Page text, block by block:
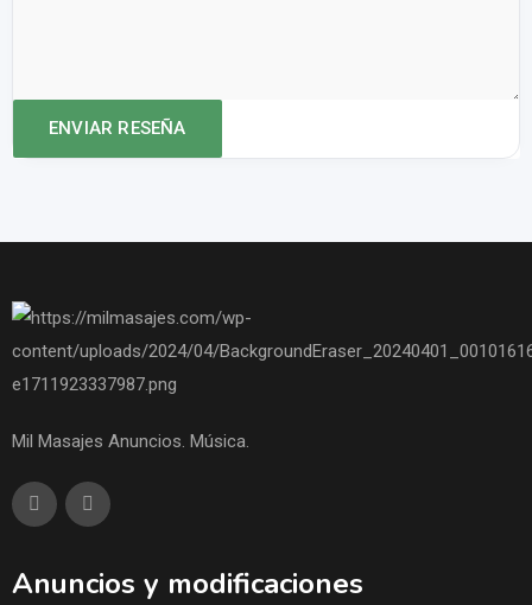
Mil Masajes Anuncios. Música.
Anuncios y modificaciones